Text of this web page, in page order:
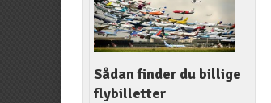
Sådan finder du billige
flybilletter